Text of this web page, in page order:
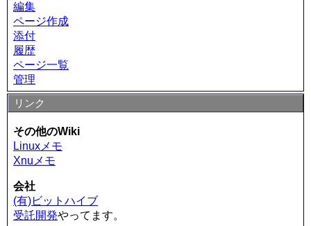
編集
ページ作成
添付
履歴
ページ一覧
管理
リンク
その他のWiki
Linuxメモ
Xnuメモ
会社
(有)ビットハイブ
受託開発やってます。